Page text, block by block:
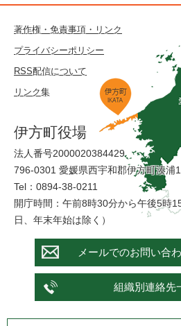
著作権・免責事項・リンク
プライバシーポリシー
RSS配信について
リンク集
伊方町役場
法人番号2000020384429
796-0301 愛媛県西宇和郡伊方町湊浦
Tel：0894-38-0211
開庁時間：午前8時30分から午後5時
日、年末年始は除く）
メールでのお問い合
組織別連絡先